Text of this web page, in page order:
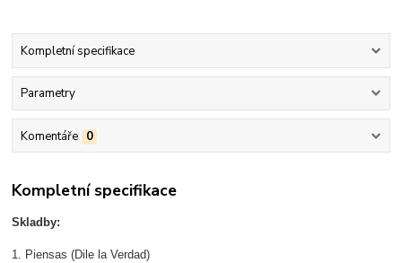
Kompletní specifikace
Parametry
Komentáře 0
Kompletní specifikace
Skladby:
1. Piensas (Dile la Verdad)